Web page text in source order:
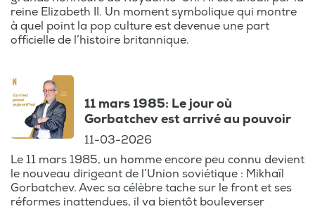
reine Elizabeth II. Un moment symbolique qui montre
à quel point la pop culture est devenue une part
officielle de l’histoire britannique.
11 mars 1985: Le jour où
Gorbatchev est arrivé au pouvoir
11-03-2026
Le 11 mars 1985, un homme encore peu connu devient
le nouveau dirigeant de l’Union soviétique : Mikhaïl
Gorbatchev. Avec sa célèbre tache sur le front et ses
réformes inattendues, il va bientôt bouleverser